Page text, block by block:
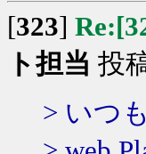
[323]
ト担当 投
> いつ